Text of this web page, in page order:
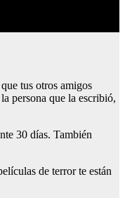
tus otros amigos
persona que la escribió,
30 días. También
de terror te están